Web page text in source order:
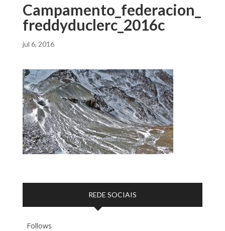
Campamento_federacion_
freddyduclerc_2016c
jul 6, 2016
REDE SOCIAIS
Follows